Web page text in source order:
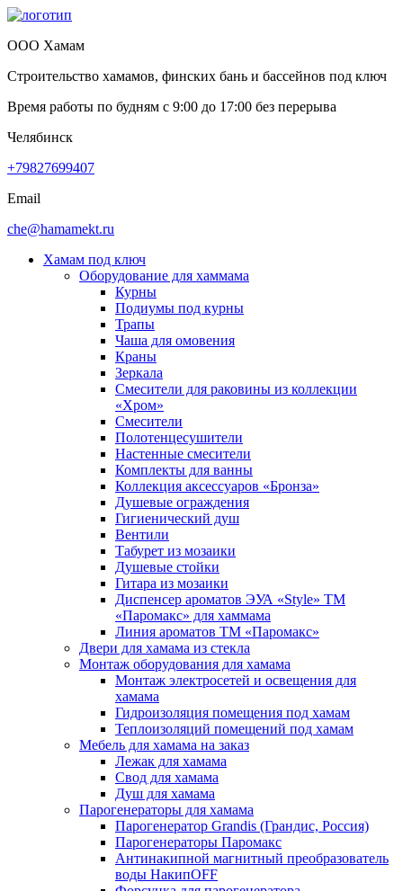
ООО Хамам
Строительство хамамов, финских бань и бассейнов под ключ
Время работы по будням с 9:00 до 17:00 без перерыва
Челябинск
+79827699407
Email
che@hamamekt.ru
Хамам под ключ
Оборудование для хаммама
Курны
Подиумы под курны
Трапы
Чаша для омовения
Краны
Зеркала
Смесители для раковины из коллекции
«Хром»
Смесители
Полотенцесушители
Настенные смесители
Комплекты для ванны
Коллекция аксессуаров «Бронза»
Душевые ограждения
Гигиенический душ
Вентили
Табурет из мозаики
Душевые стойки
Гитара из мозаики
Диспенсер ароматов ЭУА «Style» ТМ
«Паромакс» для хаммама
Линия ароматов ТМ «Паромакс»
Двери для хамама из стекла
Монтаж оборудования для хамама
Монтаж электросетей и освещения для
хамама
Гидроизоляция помещения под хамам
Теплоизоляций помещений под хамам
Мебель для хамама на заказ
Лежак для хамама
Свод для хамама
Душ для хамама
Парогенераторы для хамама
Парогенератор Grandis (Грандис, Россия)
Парогенераторы Паромакс
Антинакипной магнитный преобразователь
воды НакипOFF